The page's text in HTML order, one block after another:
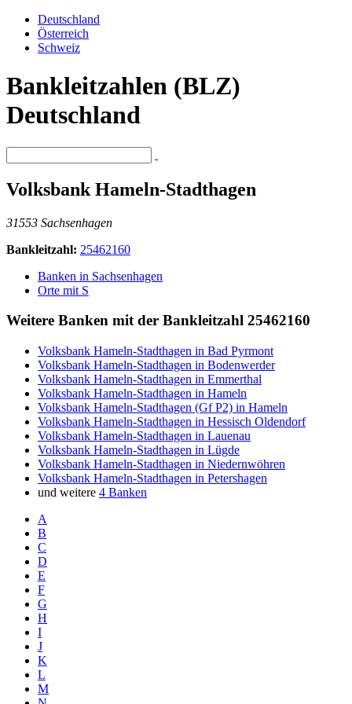
Deutschland
Österreich
Schweiz
Bankleitzahlen (BLZ)
Deutschland
Volksbank Hameln-Stadthagen
31553 Sachsenhagen
Bankleitzahl: 25462160
Banken in Sachsenhagen
Orte mit S
Weitere Banken mit der Bankleitzahl 25462160
Volksbank Hameln-Stadthagen in Bad Pyrmont
Volksbank Hameln-Stadthagen in Bodenwerder
Volksbank Hameln-Stadthagen in Emmerthal
Volksbank Hameln-Stadthagen in Hameln
Volksbank Hameln-Stadthagen (Gf P2) in Hameln
Volksbank Hameln-Stadthagen in Hessisch Oldendorf
Volksbank Hameln-Stadthagen in Lauenau
Volksbank Hameln-Stadthagen in Lügde
Volksbank Hameln-Stadthagen in Niedernwöhren
Volksbank Hameln-Stadthagen in Petershagen
und weitere 4 Banken
A
B
C
D
E
F
G
H
I
J
K
L
M